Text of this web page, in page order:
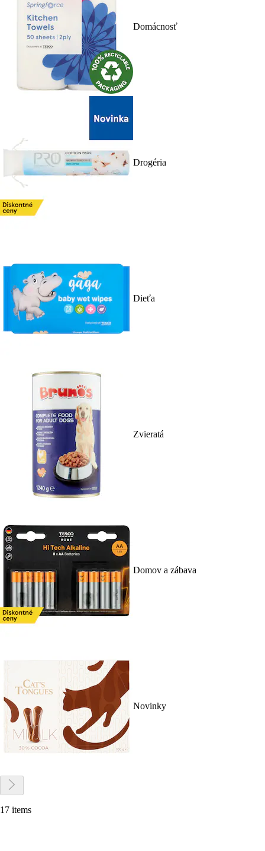
Domácnosť
Drogéria
Dieťa
Zvieratá
Domov a zábava
Novinky
17 items